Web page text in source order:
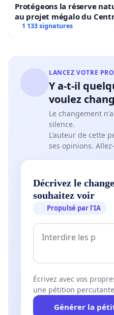
Protégeons la réserve
au projet mégalo du
1 133 signatures
LANCEZ VOTRE
Y a-t-il
voulez
Le changement
silence.
L'auteur de cette
ses opinions.
Décrivez le
souhaitez voir
Propulsé par l’IA
Écrivez avec vos
une pétition
Générer la